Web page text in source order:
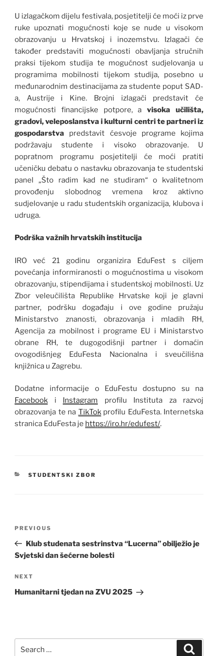
U izlagačkom dijelu festivala, posjetitelji će moći iz prve
ruke upoznati mogućnosti koje se nude u visokom
obrazovanju u Hrvatskoj i inozemstvu. Izlagači će
također predstaviti mogućnosti obavljanja stručnih
praksi tijekom studija te mogućnost sudjelovanja u
programima mobilnosti tijekom studija, posebno u
međunarodnim destinacijama za studente poput SAD-
a, Austrije i Kine. Brojni izlagači predstavit će
mogućnosti financijske potpore, avisoka učilišta,
gradovi, veleposlanstva i kulturni centri te partneri iz
gospodarstva predstavit ćesvoje programe kojima
podržavaju studente i visoko obrazovanje. U
popratnom programu posjetitelji će moći pratiti
učeničku debatu o nastavku obrazovanja te studentski
panel „Što radim kad ne studiram“ o kvalitetnom
provođenju slobodnog vremena kroz aktivno
sudjelovanje u radu studentskih organizacija, klubova i
udruga.
Podrška važnih hrvatskih institucija
IRO već 21 godinu organizira EduFest s ciljem
povećanja informiranosti o mogućnostima u visokom
obrazovanju, stipendijama i studentskoj mobilnosti. Uz
Zbor veleučilišta Republike Hrvatske koji je glavni
partner, podršku događaju i ove godine pružaju
Ministarstvo znanosti, obrazovanja i mladih RH,
Agencija za mobilnost i programe EU i Ministarstvo
obrane RH, te dugogodišnji partner i domaćin
ovogodišnjeg EduFesta Nacionalna i sveučilišna
knjižnica u Zagrebu.
Dodatne informacije o EduFestu dostupno su na
Facebook i Instagram profilu Instituta za razvoj
obrazovanja te na TikTokprofilu EduFesta. Internetska
stranica EduFesta je https://iro.hr/edufest/.
CATEGORIES
STUDENTSKI ZBOR
Previous
Post
PREVIOUS
Klub studenata sestrinstva “Lucerna” obilježio je
Svjetski dan šećerne bolesti
Next
Post
NEXT
Humanitarni tjedan na ZVU 2025